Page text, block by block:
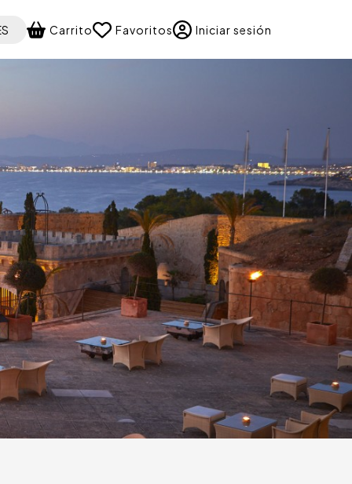
languageCarrito Favoritos Iniciar sesión